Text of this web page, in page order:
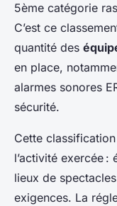
5ème catégorie
C’est ce
quantité des
en place,
alarmes sonores
sécurité.
Cette
l’activité exercée
lieux de
exigences. La